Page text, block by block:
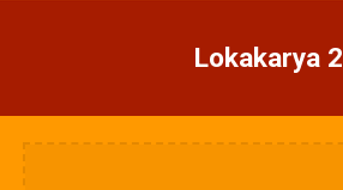
Lokakarya 2